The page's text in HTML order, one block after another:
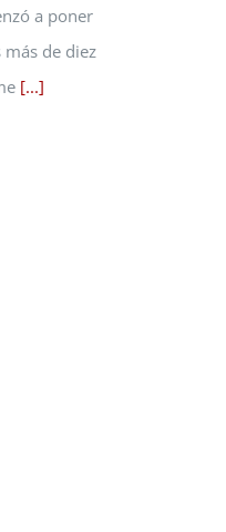
a poner
más de diez
[...]